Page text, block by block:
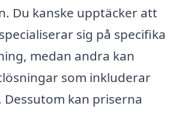
Du kanske upptäcker att
sig på specifika
medan andra kan
som inkluderar
kan priserna